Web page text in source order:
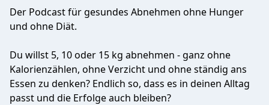
Der Podcast für gesundes Abnehmen ohne Hunger
und ohne Diät.
Du willst 5, 10 oder 15 kg abnehmen - ganz ohne
Kalorienzählen, ohne Verzicht und ohne ständig ans
Essen zu denken? Endlich so, dass es in deinen Alltag
passt und die Erfolge auch bleiben?